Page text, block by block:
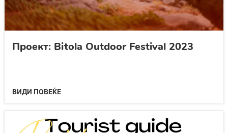
Проект: Bitola Outdoor Festival 2023
ВИДИ ПОВЕЌЕ